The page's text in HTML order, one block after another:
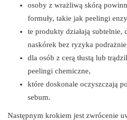
osoby z wrażliwą skórą
formuły, takie jak peelingi
te produkty działają subtelnie,
naskórek bez ryzyka
dla osób z cerą tłustą lub
peelingi chemiczne,
które doskonale oczyszczają
sebum.
Następnym krokiem jest zwrócenie